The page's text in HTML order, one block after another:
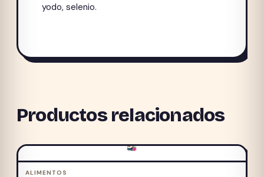
yodo, selenio.
Productos relacionados
ALIMENTOS